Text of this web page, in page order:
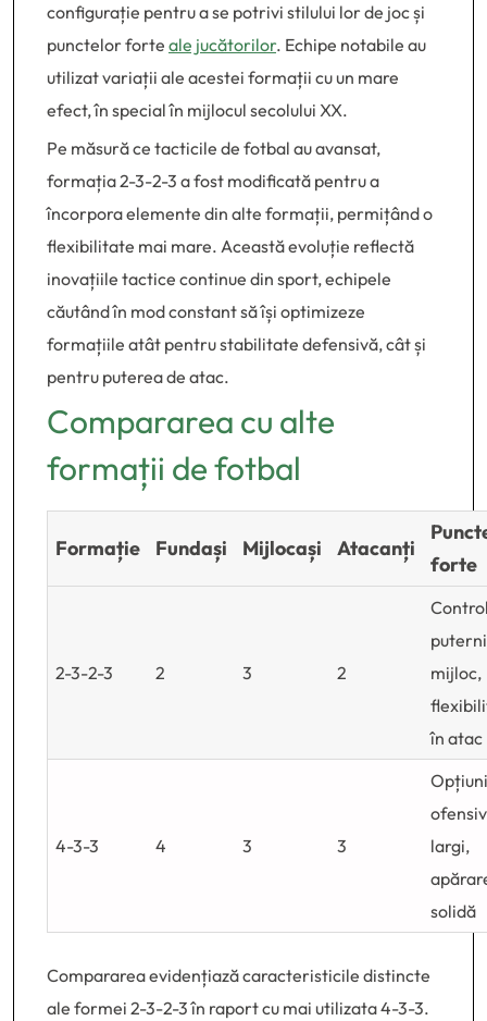
configurație pentru a se potrivi stilului lor de joc și
punctelor forte ale jucătorilor. Echipe notabile au
utilizat variații ale acestei formații cu un mare
efect, în special în mijlocul secolului XX.
Pe măsură ce tacticile de fotbal au avansat,
formația 2-3-2-3 a fost modificată pentru a
încorpora elemente din alte formații, permițând o
flexibilitate mai mare. Această evoluție reflectă
inovațiile tactice continue din sport, echipele
căutând în mod constant să își optimizeze
formațiile atât pentru stabilitate defensivă, cât și
pentru puterea de atac.
Compararea cu alte
formații de fotbal
Formație Fundași Mijlocași Atacanți
forte
2-3-2-3 2 3 2
mijloc,
în atac
4-3-3 4 3 3
Opțiuni
largi,
solidă
Compararea evidențiază caracteristicile distincte
ale formei 2-3-2-3 în raport cu mai utilizata 4-3-3.